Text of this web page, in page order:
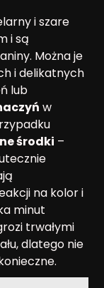
i szare
i są
Można je
i delikatnych
lub
w
środki –
na kolor i
minut
trwałymi
dlatego nie